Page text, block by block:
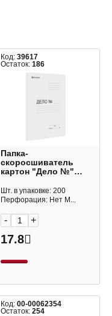
Код:39617
Остаток:186
Папка-
скоросшиватель
картон "Дело №"
мелов. 122736
Brauberg
Шт. в упаковке: 200
Перфорация: Нет М...
- +
17.8
Код:00-00062354
Остаток:254